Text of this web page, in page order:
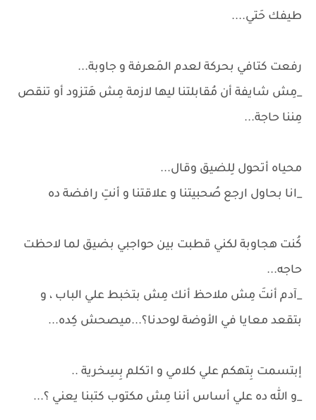
طيفك حَتي....
رفعت كتافي بحركة لعدم المَعرفة و جاوبة...
_مِش شايفة أن مُقابلتنا ليها لازمة مِش هَتزود أو تنقص
مِننا حاجة...
محياه أتحول لِلضيق وقال...
_انا بحاول ارجع صُحبيتنا و علاقتنا و أنتِ رافضة ده
كُنت هجاوبة لكني قطبت بين حواجبي بضيق لما لاحظت
حاجه...
_آدم أنتَ مِش ملاحظ أنك مِش بتخبط علي الباب ، و
بتقعد معايا في الأوضة لوحدنا؟...ميصحش كِده...
إبتسمت بِتهكم علي كلامي و اتكلم بِسِخرية ..
_و الله ده علي أساس أننا مِش مكتوب كتبنا يعني ؟...